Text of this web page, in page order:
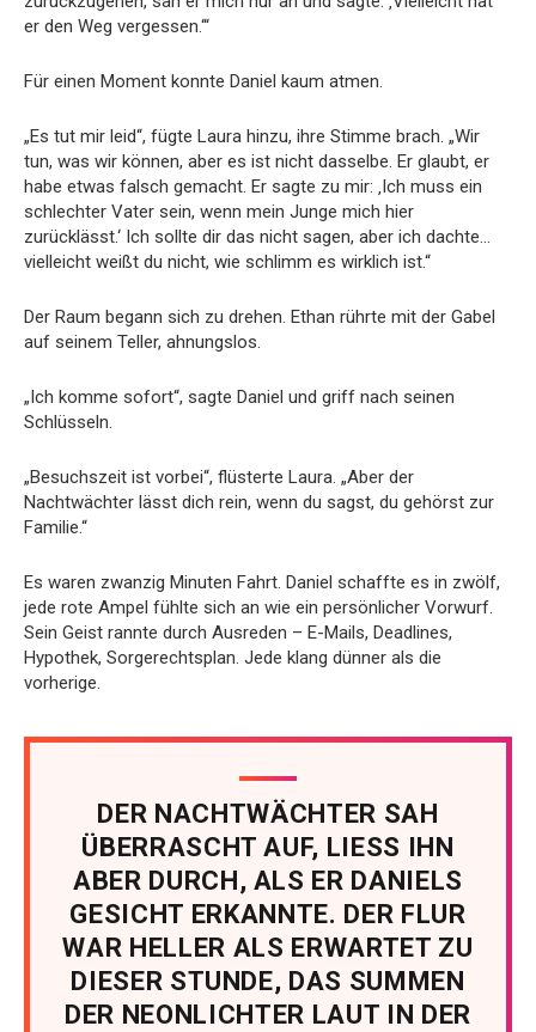
er den Weg vergessen.‘“
Für einen Moment konnte Daniel kaum atmen.
„Es tut mir leid“, fügte Laura hinzu, ihre Stimme brach. „Wir
tun, was wir können, aber es ist nicht dasselbe. Er glaubt, er
habe etwas falsch gemacht. Er sagte zu mir: ‚Ich muss ein
schlechter Vater sein, wenn mein Junge mich hier
zurücklässt.‘ Ich sollte dir das nicht sagen, aber ich dachte…
vielleicht weißt du nicht, wie schlimm es wirklich ist.“
Der Raum begann sich zu drehen. Ethan rührte mit der Gabel
auf seinem Teller, ahnungslos.
„Ich komme sofort“, sagte Daniel und griff nach seinen
Schlüsseln.
„Besuchszeit ist vorbei“, flüsterte Laura. „Aber der
Nachtwächter lässt dich rein, wenn du sagst, du gehörst zur
Familie.“
Es waren zwanzig Minuten Fahrt. Daniel schaffte es in zwölf,
jede rote Ampel fühlte sich an wie ein persönlicher Vorwurf.
Sein Geist rannte durch Ausreden – E-Mails, Deadlines,
Hypothek, Sorgerechtsplan. Jede klang dünner als die
vorherige.
DER NACHTWÄCHTER SAH
ÜBERRASCHT AUF, LIESS IHN
ABER DURCH, ALS ER DANIELS
GESICHT ERKANNTE. DER FLUR
WAR HELLER ALS ERWARTET ZU
DIESER STUNDE, DAS SUMMEN
DER NEONLICHTER LAUT IN DER